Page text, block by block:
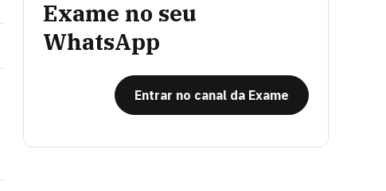
Exame no seu
WhatsApp
Entrar no canal da Exame